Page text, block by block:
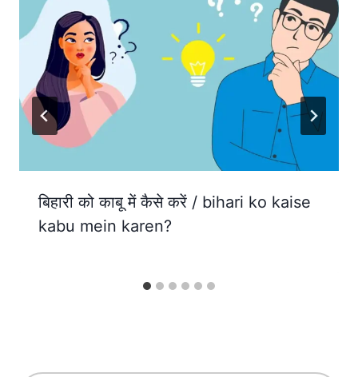
बिहारी को काबू में कैसे करें / bihari ko kaise
kabu mein karen?